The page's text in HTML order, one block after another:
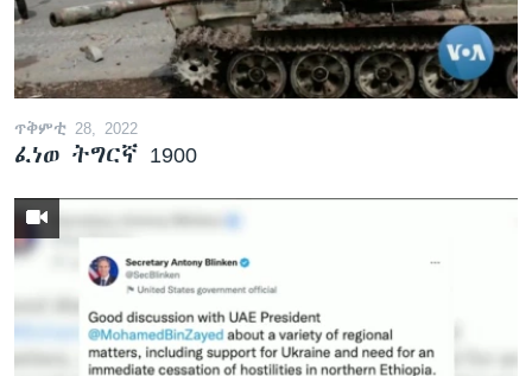
ቂሔ ጽልሚ
ቋንቋታት
ጥቅምቲ 28, 2022
ፈነወ ትግርኛ 1900